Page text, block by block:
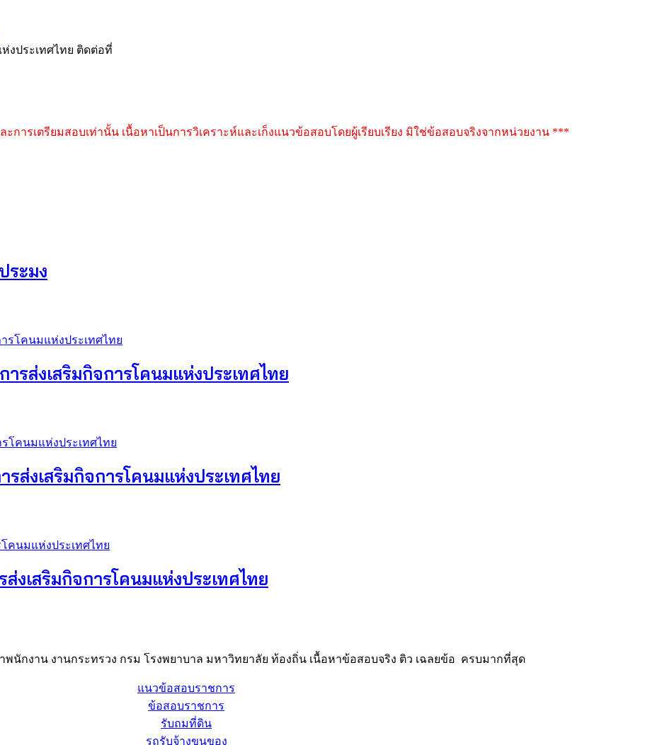
งประเทศไทย ติดต่อที่
การเตรียมสอบเท่านั้น เนื้อหาเป็นการวิเคราะห์และเก็งแนวข้อสอบโดยผู้เรียบเรียง มิใช่ข้อสอบจริงจากหน่วยงาน ***
ระมง
ส่งเสริมกิจการโคนมแห่งประเทศไทย
ส่งเสริมกิจการโคนมแห่งประเทศไทย
เสริมกิจการโคนมแห่งประเทศไทย
พนักงาน งานกระทรวง กรม โรงพยาบาล มหาวิทยาลัย ท้องถิ่น เนื้อหาข้อสอบจริง ติว เฉลยข้อ ครบมากที่สุด
แนวข้อสอบราชการ
ข้อสอบราชการ
รับถมที่ดิน
รถรับจ้างขนของ